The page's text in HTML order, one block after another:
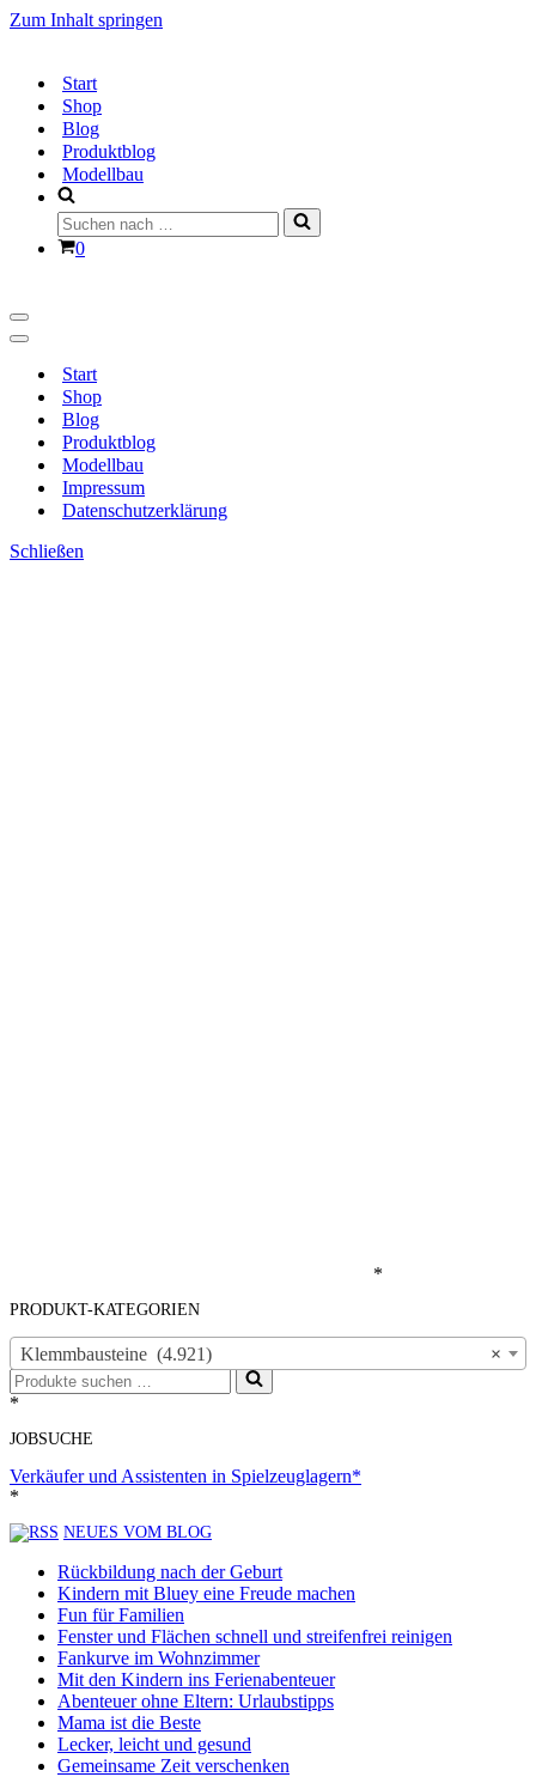
Zum Inhalt springen
Start
Shop
Blog
Produktblog
Modellbau
Suchen
nach …
Warenkorb
0
Navigationsmenü
Navigationsmenü
Start
Shop
Blog
Produktblog
Modellbau
Impressum
Datenschutzerklärung
Schließen
*
PRODUKT-KATEGORIEN
×
Klemmbausteine (4.921)
Suchen
nach …
*
JOBSUCHE
Verkäufer und Assistenten in Spielzeuglagern*
*
NEUES VOM BLOG
Rückbildung nach der Geburt
Kindern mit Bluey eine Freude machen
Fun für Familien
Fenster und Flächen schnell und streifenfrei reinigen
Fankurve im Wohnzimmer
Mit den Kindern ins Ferienabenteuer
Abenteuer ohne Eltern: Urlaubstipps
Mama ist die Beste
Lecker, leicht und gesund
Gemeinsame Zeit verschenken